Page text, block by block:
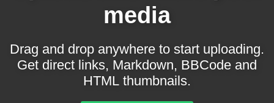
media
Drag and drop anywhere to start uploading.
Get direct links, Markdown, BBCode and
HTML thumbnails.